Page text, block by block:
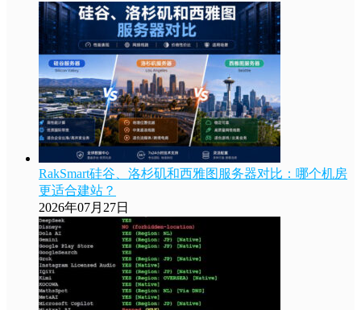
RakSmart硅谷、洛杉矶和西雅图服务器对比：哪个机房
更适合建站？
2026年07月27日